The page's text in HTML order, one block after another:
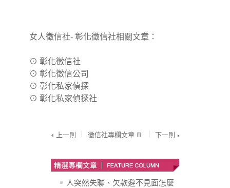
女人徵信社- 彰化徵信社相關文章：
⊙彰化徵信社
⊙彰化徵信公司
⊙彰化私家偵探
⊙彰化私家偵探社
上一則 徵信社專欄文章 下一則
人突然失聯、欠款避不見面怎麼